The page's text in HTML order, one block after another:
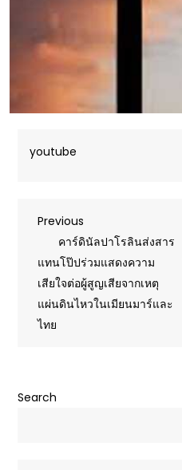
youtube
Post
navigation
Previous
Post
Previous
คาร์ดินัลปาโรลินส่งสาร
แทนโป๊ปร่วมแสดงความ
เสียใจต่อผู้สูญเสียจากเหตุ
แผ่นดินไหวในเมียนมาร์และ
ไทย
Search